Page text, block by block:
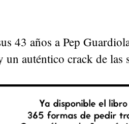
43 años a Pep
auténtico crack de las